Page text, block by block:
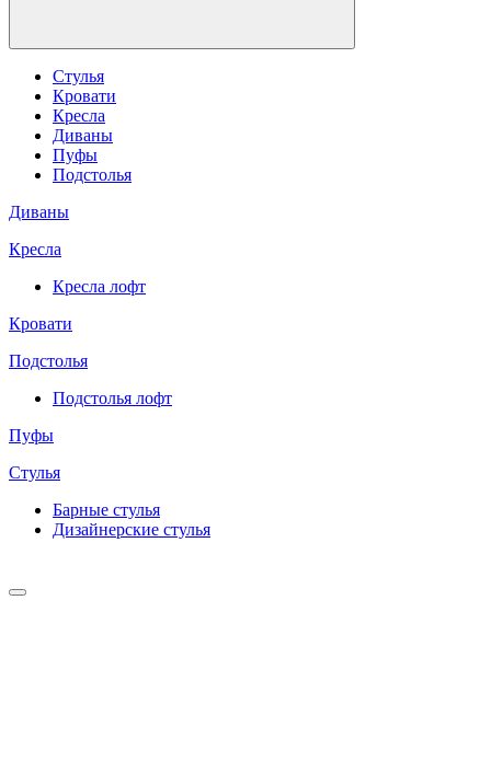
Стулья
Кровати
Кресла
Диваны
Пуфы
Подстолья
Диваны
Кресла
Кресла лофт
Кровати
Подстолья
Подстолья лофт
Пуфы
Стулья
Барные cтулья
Дизайнерские cтулья